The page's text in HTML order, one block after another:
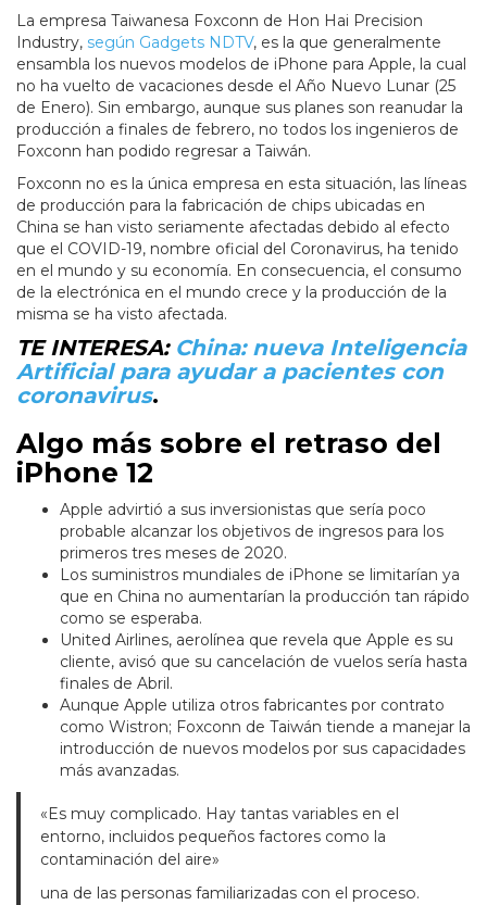
La empresa Taiwanesa Foxconn de Hon Hai Precision
Industry, según Gadgets NDTV, es la que generalmente
ensambla los nuevos modelos de iPhone para Apple, la cual
no ha vuelto de vacaciones desde el Año Nuevo Lunar (25
de Enero). Sin embargo, aunque sus planes son reanudar la
producción a finales de febrero, no todos los ingenieros de
Foxconn han podido regresar a Taiwán.
Foxconn no es la única empresa en esta situación, las líneas
de producción para la fabricación de chips ubicadas en
China se han visto seriamente afectadas debido al efecto
que el COVID-19, nombre oficial del Coronavirus, ha tenido
en el mundo y su economía. En consecuencia, el consumo
de la electrónica en el mundo crece y la producción de la
misma se ha visto afectada.
TE INTERESA: China: nueva Inteligencia
Artificial para ayudar a pacientes con
coronavirus.
Algo más sobre el retraso del
iPhone 12
Apple advirtió a sus inversionistas que sería poco
probable alcanzar los objetivos de ingresos para los
primeros tres meses de 2020.
Los suministros mundiales de iPhone se limitarían ya
que en China no aumentarían la producción tan rápido
como se esperaba.
United Airlines, aerolínea que revela que Apple es su
cliente, avisó que su cancelación de vuelos sería hasta
finales de Abril.
Aunque Apple utiliza otros fabricantes por contrato
como Wistron; Foxconn de Taiwán tiende a manejar la
introducción de nuevos modelos por sus capacidades
más avanzadas.
«Es muy complicado. Hay tantas variables en el
entorno, incluidos pequeños factores como la
contaminación del aire»
una de las personas familiarizadas con el proceso.